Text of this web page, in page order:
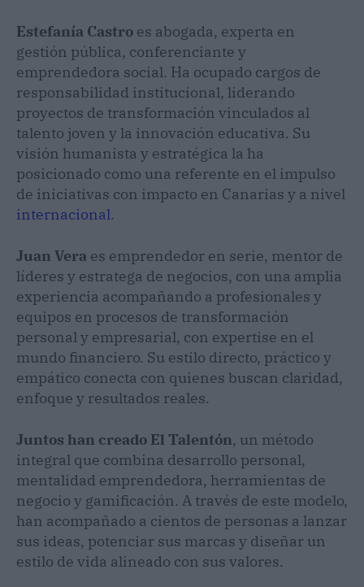
Estefanía Castro es abogada, experta en
gestión pública, conferenciante y
emprendedora social. Ha ocupado cargos de
responsabilidad institucional, liderando
proyectos de transformación vinculados al
talento joven y la innovación educativa. Su
visión humanista y estratégica la ha
posicionado como una referente en el impulso
de iniciativas con impacto en Canarias y a nivel
internacional.
Juan Vera es emprendedor en serie, mentor de
líderes y estratega de negocios, con una amplia
experiencia acompañando a profesionales y
equipos en procesos de transformación
personal y empresarial, con expertise en el
mundo financiero. Su estilo directo, práctico y
empático conecta con quienes buscan claridad,
enfoque y resultados reales.
Juntos han creado El Talentón, un método
integral que combina desarrollo personal,
mentalidad emprendedora, herramientas de
negocio y gamificación. A través de este modelo,
han acompañado a cientos de personas a lanzar
sus ideas, potenciar sus marcas y diseñar un
estilo de vida alineado con sus valores.